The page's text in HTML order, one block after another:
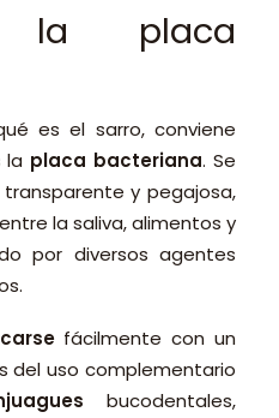
placa
es el sarro, conviene
la placa bacteriana. Se
y pegajosa,
la saliva, alimentos y
por diversos agentes
fácilmente con un
del uso complementario
bucodentales,